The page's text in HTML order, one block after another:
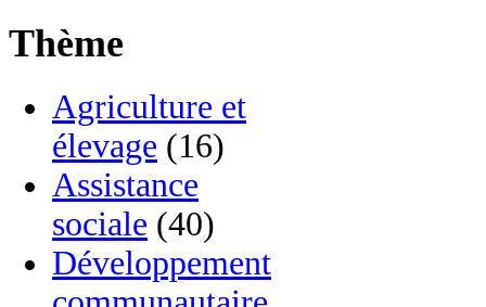
Thème
Agriculture et
élevage (16)
Assistance
sociale (40)
Développement